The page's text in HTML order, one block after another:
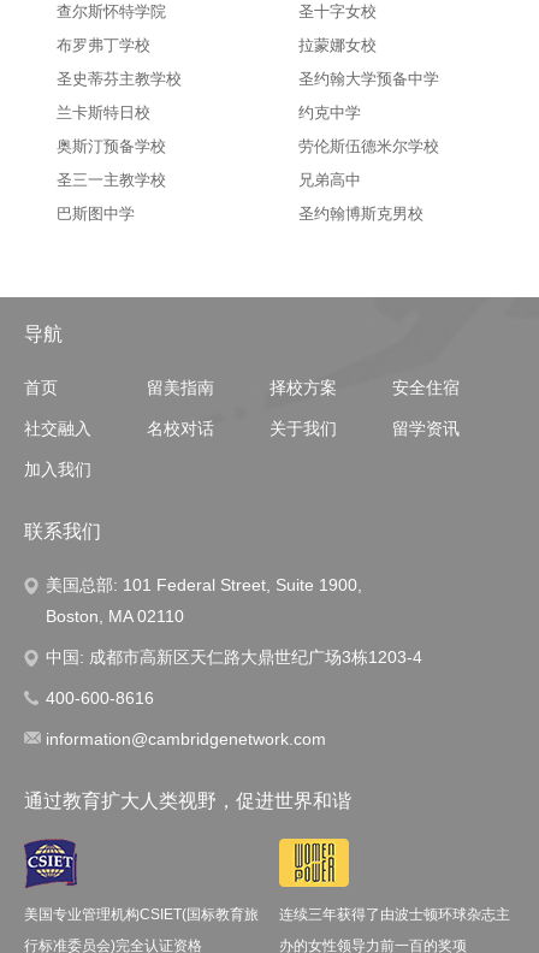
查尔斯怀特学院
圣十字女校
布罗弗丁学校
拉蒙娜女校
圣史蒂芬主教学校
圣约翰大学预备中学
兰卡斯特日校
约克中学
奥斯汀预备学校
劳伦斯伍德米尔学校
圣三一主教学校
兄弟高中
巴斯图中学
圣约翰博斯克男校
导航
首页 留美指南 择校方案 安全住宿
社交融入 名校对话 关于我们 留学资讯
加入我们
联系我们
美国总部: 101 Federal Street, Suite 1900,
Boston, MA 02110
中国: 成都市高新区天仁路大鼎世纪广场3栋1203-4
400-600-8616
information@cambridgenetwork.com
通过教育扩大人类视野，促进世界和谐
美国专业管理机构CSIET(国标教育旅
行标准委员会)完全认证资格
连续三年获得了由波士顿环球杂志主
办的女性领导力前一百的奖项